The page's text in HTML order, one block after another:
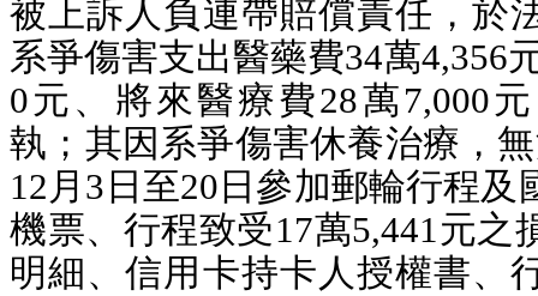
被上訴人負連帶賠償責任，於
系爭傷害支出醫藥費34萬4,356
0元、將來醫療費28萬7,000
執；其因系爭傷害休養治療，
12月3日至20日參加郵輪行程及
機票、行程致受17萬5,441元之
明細、信用卡持卡人授權書、